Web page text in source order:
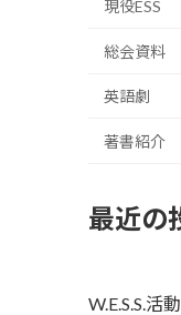
現役ESS
総会資料
英語劇
著書紹介
最近の
W.E.S.S.活